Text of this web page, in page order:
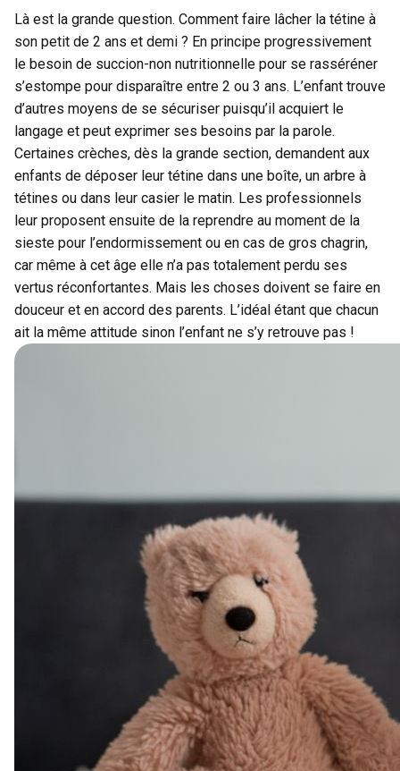
Là est la grande question. Comment faire lâcher la tétine à
son petit de 2 ans et demi ? En principe progressivement
le besoin de succion-non nutritionnelle pour se rasséréner
s’estompe pour disparaître entre 2 ou 3 ans. L’enfant trouve
d’autres moyens de se sécuriser puisqu’il acquiert le
langage et peut exprimer ses besoins par la parole.
Certaines crèches, dès la grande section, demandent aux
enfants de déposer leur tétine dans une boîte, un arbre à
tétines ou dans leur casier le matin. Les professionnels
leur proposent ensuite de la reprendre au moment de la
sieste pour l’endormissement ou en cas de gros chagrin,
car même à cet âge elle n’a pas totalement perdu ses
vertus réconfortantes. Mais les choses doivent se faire en
douceur et en accord des parents. L’idéal étant que chacun
ait la même attitude sinon l’enfant ne s’y retrouve pas !